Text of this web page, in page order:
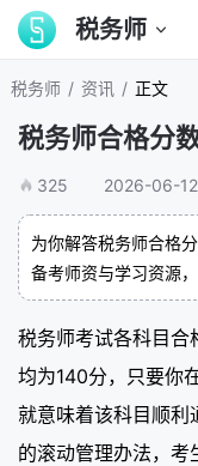
税务师
税务师 / 资讯 / 正文
税务师合格分
325 2026-06-
为你解答税务师合格
备考师资与学习资源，
税务师考试各科目
均为140分，只要你
就意味着该科目顺利
的滚动管理办法，